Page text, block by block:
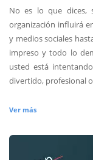
No es lo que dices,
organización influirá
y medios sociales
impreso y todo lo
usted está
divertido, profesional
Ver más